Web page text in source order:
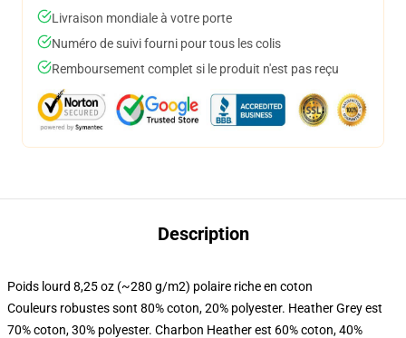
Livraison mondiale à votre porte
Numéro de suivi fourni pour tous les colis
Remboursement complet si le produit n'est pas reçu
Description
Poids lourd 8,25 oz (~280 g/m2) polaire riche en coton
Couleurs robustes sont 80% coton, 20% polyester. Heather Grey est
70% coton, 30% polyester. Charbon Heather est 60% coton, 40%